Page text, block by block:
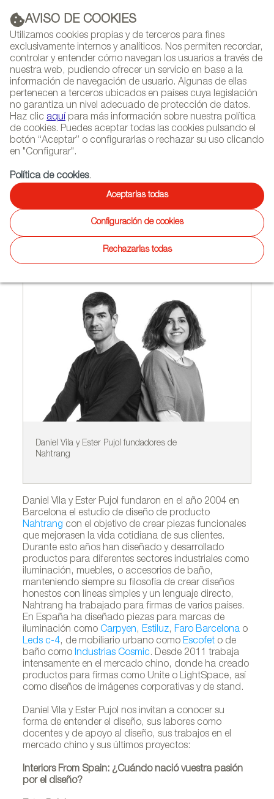
AVISO DE COOKIES
Utilizamos cookies propias y de terceros para fines
exclusivamente internos y analíticos. Nos permiten recordar,
controlar y entender cómo navegan los usuarios a través de
nuestra web, pudiendo ofrecer un servicio en base a la
información de navegación de usuario. Algunas de ellas
pertenecen a terceros ubicados en países cuya legislación
no garantiza un nivel adecuado de protección de datos.
Haz clic aquí para más información sobre nuestra política
de cookies. Puedes aceptar todas las cookies pulsando el
botón “Aceptar” o configurarlas o rechazar su uso clicando
en "Configurar".
Política de cookies.
Aceptarlas todas
Configuración de cookies
Rechazarlas todas
PUBLICIDAD
(+34) 913 497 100 |
NEWSLETTER
AGENDA
NAHTRANG
Daniel Vila y Ester Pujol fundadores de
Nahtrang
Daniel Vila y Ester Pujol fundaron en el año 2004 en
Barcelona el estudio de diseño de producto
Nahtrang con el objetivo de crear piezas funcionales
que mejorasen la vida cotidiana de sus clientes.
Durante esto años han diseñado y desarrollado
productos para diferentes sectores industriales como
iluminación, muebles, o accesorios de baño,
manteniendo siempre su filosofía de crear diseños
honestos con líneas simples y un lenguaje directo,
Nahtrang ha trabajado para firmas de varios países.
En España ha diseñado piezas para marcas de
iluminación como Carpyen,Estiluz,Faro Barcelona o
Leds c-4, de mobiliario urbano comoEscofet o de
baño comoIndustrias Cosmic. Desde 2011 trabaja
intensamente en el mercado chino, donde ha creado
productos para firmas como Unite o LightSpace, así
como diseños de imágenes corporativas y de stand.
Daniel Vila y Ester Pujol nos invitan a conocer su
forma de entender el diseño, sus labores como
docentes y de apoyo al diseño, sus trabajos en el
mercado chino y sus últimos proyectos:
Interiors From Spain: ¿Cuándo nació vuestra pasión
por el diseño?